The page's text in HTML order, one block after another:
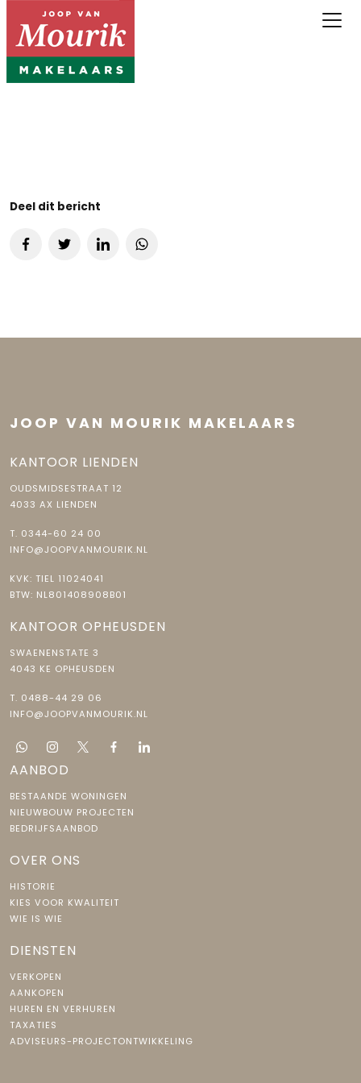
Deel dit bericht
JOOP VAN MOURIK MAKELAARS
KANTOOR LIENDEN
OUDSMIDSESTRAAT 12
4033 AX LIENDEN
T. 0344-60 24 00
INFO@JOOPVANMOURIK.NL
KVK: TIEL 11024041
BTW: NL801408908B01
KANTOOR OPHEUSDEN
SWAENENSTATE 3
4043 KE OPHEUSDEN
T. 0488-44 29 06
INFO@JOOPVANMOURIK.NL
AANBOD
BESTAANDE WONINGEN
NIEUWBOUW PROJECTEN
BEDRIJFSAANBOD
OVER ONS
HISTORIE
KIES VOOR KWALITEIT
WIE IS WIE
DIENSTEN
VERKOPEN
AANKOPEN
HUREN EN VERHUREN
TAXATIES
ADVISEURS-PROJECTONTWIKKELING